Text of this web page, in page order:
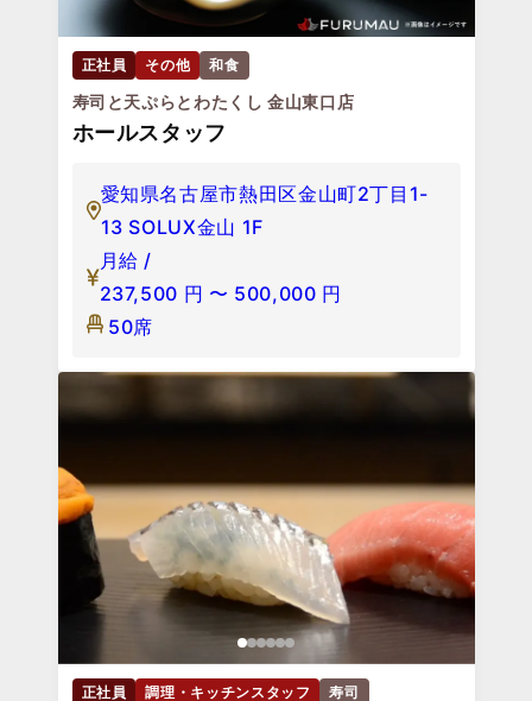
正社員 その他 和食
寿司と天ぷらとわたくし 金山東口店
ホールスタッフ
愛知県名古屋市熱田区金山町2丁目1-
13 SOLUX金山 1F
月給 /
237,500 円 〜 500,000 円
50席
正社員 調理・キッチンスタッフ 寿司